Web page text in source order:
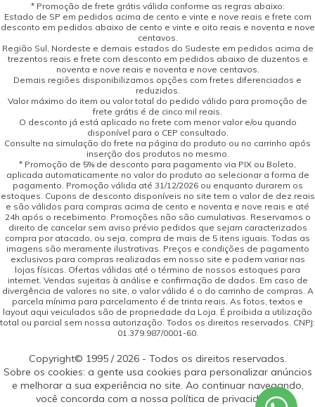
* Promoção de frete grátis válida conforme as regras abaixo:
Estado de SP em pedidos acima de cento e vinte e nove reais e frete com
desconto em pedidos abaixo de cento e vinte e oito reais e noventa e nove
centavos.
Região Sul, Nordeste e demais estados do Sudeste em pedidos acima de
trezentos reais e frete com desconto em pedidos abaixo de duzentos e
noventa e nove reais e noventa e nove centavos.
Demais regiões disponibilizamos opções com fretes diferenciados e
reduzidos.
Valor máximo do item ou valor total do pedido válido para promoção de
frete grátis é de cinco mil reais.
O desconto já está aplicado no frete com menor valor e/ou quando
disponível para o CEP consultado.
Consulte na simulação do frete na página do produto ou no carrinho após
inserção dos produtos no mesmo.
* Promoção de 5% de desconto para pagamento via PIX ou Boleto,
aplicada automaticamente no valor do produto ao selecionar a forma de
pagamento. Promoção válida até 31/12/2026 ou enquanto durarem os
estoques. Cupons de desconto disponíveis no site tem o valor de dez reais
e são válidos para compras acima de cento e noventa e nove reais e até
24h após o recebimento. Promoções não são cumulativas. Reservamos o
direito de cancelar sem aviso prévio pedidos que sejam caracterizados
compra por atacado, ou seja, compra de mais de 5 itens iguais. Todas as
imagens são meramente ilustrativas. Preços e condições de pagamento
exclusivos para compras realizadas em nosso site e podem variar nas
lojas físicas. Ofertas válidas até o término de nossos estoques para
internet. Vendas sujeitas à análise e confirmação de dados. Em caso de
divergência de valores no site, o valor válido é o do carrinho de compras. A
parcela mínima para parcelamento é de trinta reais. As fotos, textos e
layout aqui veiculados são de propriedade da Loja. É proibida a utilização
total ou parcial sem nossa autorização. Todos os direitos reservados. CNPJ:
01.379.987/0001-60.
Copyright© 1995 / 2026 - Todos os direitos reservados.
Sobre os cookies: a gente usa cookies para personalizar anúncios
e melhorar a sua experiência no site. Ao continuar navegando,
você concorda com a nossa política de privacidade.